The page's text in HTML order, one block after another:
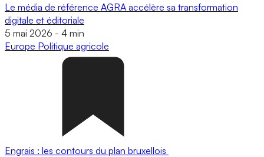
Le média de référence AGRA accélère sa transformation
digitale et éditoriale
5 mai 2026 - 4 min
Europe Politique agricole
Engrais : les contours du plan bruxellois